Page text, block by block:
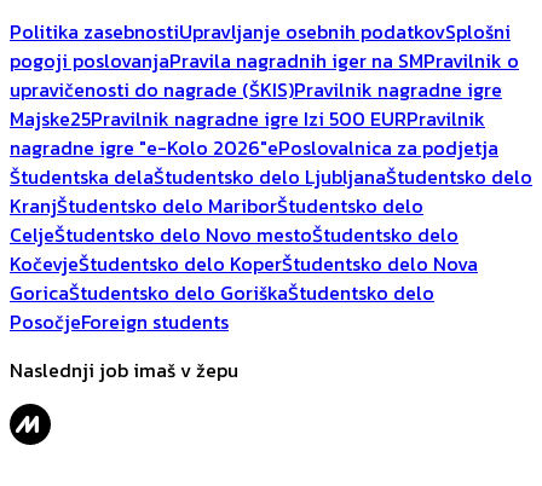
Politika zasebnostiUpravljanje osebnih podatkovSplošni
pogoji poslovanjaPravila nagradnih iger na SMPravilnik o
upravičenosti do nagrade (ŠKIS)Pravilnik nagradne igre
Majske25Pravilnik nagradne igre Izi 500 EURPravilnik
nagradne igre "e-Kolo 2026"ePoslovalnica za podjetja
Študentska delaŠtudentsko delo LjubljanaŠtudentsko delo
KranjŠtudentsko delo MariborŠtudentsko delo
CeljeŠtudentsko delo Novo mestoŠtudentsko delo
KočevjeŠtudentsko delo KoperŠtudentsko delo Nova
GoricaŠtudentsko delo GoriškaŠtudentsko delo
PosočjeForeign students
Naslednji job imaš v žepu